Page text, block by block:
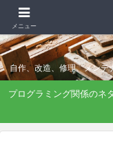
自作、改造、修理、メン
プログラミング関係のネ
メニュー